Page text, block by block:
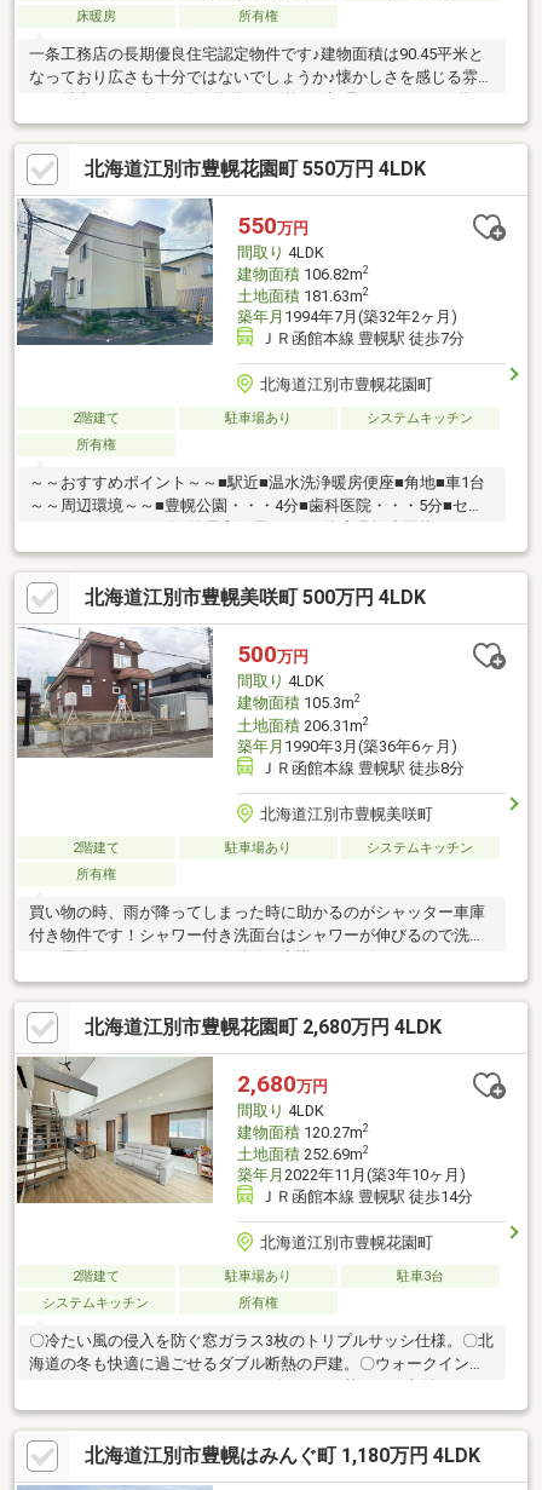
床暖房
所有権
一条工務店の長期優良住宅認定物件です♪建物面積は90.45平米と
なっており広さも十分ではないでしょうか♪懐かしさを感じる雰囲
も、大容量の納戸なら収納しておけます♪システムキッチンは使い
やすく汚れにくいのでご好評です♪床暖房付きの物件です♪(^o^)
北海道江別市豊幌花園町 550万円 4LDK
550万円
間取り 4LDK
建物面積106.82m2
土地面積181.63m2
築年月 1994年7月(築32年2ヶ月)
ＪＲ函館本線 豊幌駅 徒歩7分
北海道江別市豊幌花園町
2階建て 駐車場あり
システムキッチン
所有権
～～おすすめポイント～～■駅近■温水洗浄暖房便座■角地■車1台
～～周辺環境～～■豊幌公園・・・4分■歯科医院・・・5分■セイ
11分◆江陽中学校・・・9分(車)現在居住中のため、見学を希望の
際は事前にご連絡ください。▼▼打ち合わせ・見学プランご用意
しております▼▼＜探し始めの方向け＞しっかりコース(1h~)/サ
クッとコース(0.5h~)詳しくは物件詳細下段の「イベント情報」を
ご覧ください。
北海道江別市豊幌美咲町 500万円 4LDK
500万円
間取り 4LDK
建物面積105.3m2
土地面積206.31m2
築年月 1990年3月(築36年6ヶ月)
ＪＲ函館本線 豊幌駅 徒歩8分
北海道江別市豊幌美咲町
2階建て 駐車場あり
システムキッチン
所有権
買い物の時、雨が降ってしまった時に助かるのがシャッター車庫
付き物件です！シャワー付き洗面台はシャワーが伸びるので洗髪
キッチン付きで作業能率が上がります！こちらは中古の戸建て物
件です！全居室収納はスペースを有効に活用できるのでお薦めで
す！お子様のいらっしゃるご家庭にもオススメの、4LDK物件で子
供達と楽しく生活を送りましょう(^o^)
北海道江別市豊幌花園町 2,680万円 4LDK
2,680万円
間取り 4LDK
建物面積120.27m2
土地面積252.69m2
築年月 2022年11月(築3年10ヶ月)
ＪＲ函館本線 豊幌駅 徒歩14分
北海道江別市豊幌花園町
2階建て 駐車場あり
駐車3台
システムキッチン
所有権
〇冷たい風の侵入を防ぐ窓ガラス3枚のトリプルサッシ仕様。〇北
海道の冬も快適に過ごせるダブル断熱の戸建。〇ウォークインク
スに困らない造り。〇灯油セントラル暖房・給湯仕様〇オープン
キッチン・IHシステムキッチン・食器洗浄機・タッチレス水栓・
カップボード・可能棚付きパントリーあり豊富な収納と快適なキ
ッチンスペース〇脱衣所には物干しスペースが豊富にあり、洗濯
北海道江別市豊幌はみんぐ町 1,180万円 4LDK